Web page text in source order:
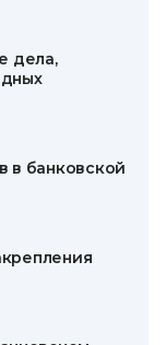
дела,
в банковской